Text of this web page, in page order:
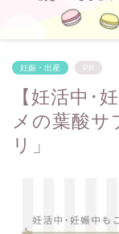
妊娠・出産 PR
【妊活中･
メの葉酸サ
リ」